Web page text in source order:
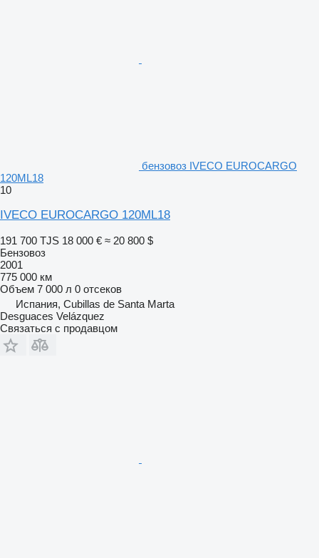
бензовоз IVECO EUROCARGO
120ML18
10
IVECO EUROCARGO 120ML18
191 700 TJS 18 000 € ≈ 20 800 $
Бензовоз
2001
775 000 км
Объем 7 000 л 0 отсеков
Испания, Cubillas de Santa Marta
Desguaces Velázquez
Связаться с продавцом